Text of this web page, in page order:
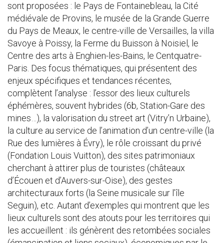
sont proposées : le Pays de Fontainebleau, la Cité
médiévale de Provins, le musée de la Grande Guerre
du Pays de Meaux, le centre-ville de Versailles, la villa
Savoye à Poissy, la Ferme du Buisson à Noisiel, le
Centre des arts à Enghien-les-Bains, le Centquatre-
Paris. Des focus thématiques, qui présentent des
enjeux spécifiques et tendances récentes,
complètent l’analyse : l’essor des lieux culturels
éphémères, souvent hybrides (6b, Station-Gare des
mines…), la valorisation du street art (Vitry’n Urbaine),
la culture au service de l’animation d’un centre-ville (la
Rue des lumières à Évry), le rôle croissant du privé
(Fondation Louis Vuitton), des sites patrimoniaux
cherchant à attirer plus de touristes (châteaux
d’Écouen et d’Auvers-sur-Oise), des gestes
architecturaux forts (la Seine musicale sur l’île
Seguin), etc. Autant d’exemples qui montrent que les
lieux culturels sont des atouts pour les territoires qui
les accueillent : ils génèrent des retombées sociales